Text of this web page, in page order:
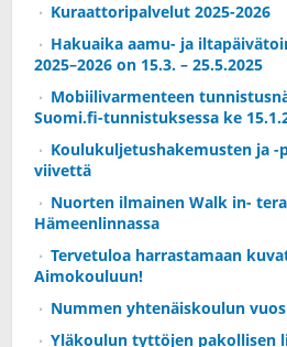
Kuraattoripalvelut 2025-2026
Hakuaika aamu- ja
2025–2026 on 15.3. – 25.5.2025
Mobiilivarmenteen
Suomi.fi-tunnistuksessa ke
Koulukuljetushakemusten ja -
viivettä
Nuorten ilmainen Walk in-
Hämeenlinnassa
Tervetuloa harrastamaan
Aimokouluun!
Nummen yhtenäiskoulun
Yläkoulun tyttöjen pakollisen